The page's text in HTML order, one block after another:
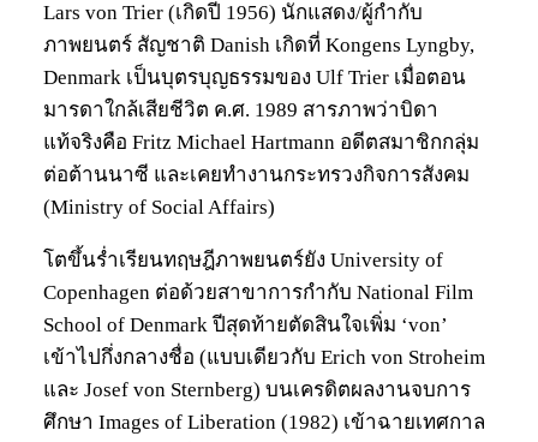
Lars von Trier (เกิดปี 1956) นักแสดง/ผู้กำกับ
ภาพยนตร์ สัญชาติ Danish เกิดที่ Kongens Lyngby,
Denmark เป็นบุตรบุญธรรมของ Ulf Trier เมื่อตอน
มารดาใกล้เสียชีวิต ค.ศ. 1989 สารภาพว่าบิดา
แท้จริงคือ Fritz Michael Hartmann อดีตสมาชิกกลุ่ม
ต่อต้านนาซี และเคยทำงานกระทรวงกิจการสังคม
(Ministry of Social Affairs)
โตขึ้นร่ำเรียนทฤษฎีภาพยนตร์ยัง University of
Copenhagen ต่อด้วยสาขาการกำกับ National Film
School of Denmark ปีสุดท้ายตัดสินใจเพิ่ม ‘von’
เข้าไปกึ่งกลางชื่อ (แบบเดียวกับ Erich von Stroheim
และ Josef von Sternberg) บนเครดิตผลงานจบการ
ศึกษา Images of Liberation (1982) เข้าฉายเทศกาล